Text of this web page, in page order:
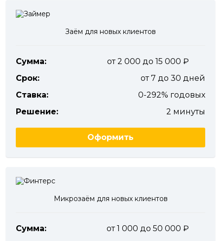
Заём для новых клиентов
Сумма:
от 2 000 до 15 000
Срок:
от 7 до 30 дней
Ставка:
0-292% годовых
Решение:
2 минуты
Оформить
Микрозаём для новых клиентов
Сумма:
от 1 000 до 50 000